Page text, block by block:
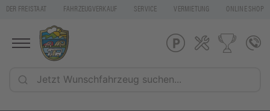
DER FREISTAAT FAHRZEUGVERKAUF SERVICE VERMIETUNG ONLINE SHOP